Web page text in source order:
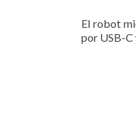
El robot
por USB-C